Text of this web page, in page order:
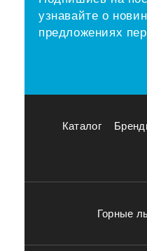
узнавайте о
предложениях
Каталог
Горные